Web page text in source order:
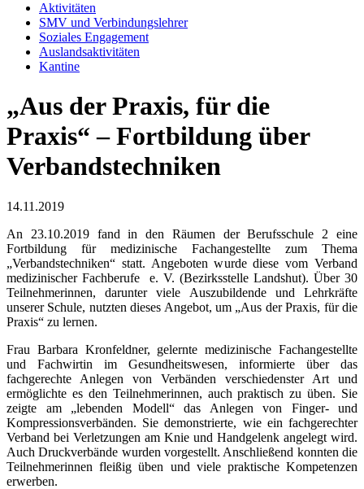
Aktivitäten
SMV und Verbindungslehrer
Soziales Engagement
Auslandsaktivitäten
Kantine
„Aus der Praxis, für die
Praxis“ – Fortbildung über
Verbandstechniken
14.11.2019
An 23.10.2019 fand in den Räumen der Berufsschule 2 eine
Fortbildung für medizinische Fachangestellte zum Thema
„Verbandstechniken“ statt. Angeboten wurde diese vom Verband
medizinischer Fachberufe e. V. (Bezirksstelle Landshut). Über 30
Teilnehmerinnen, darunter viele Auszubildende und Lehrkräfte
unserer Schule, nutzten dieses Angebot, um „Aus der Praxis, für die
Praxis“ zu lernen.
Frau Barbara Kronfeldner, gelernte medizinische Fachangestellte
und Fachwirtin im Gesundheitswesen, informierte über das
fachgerechte Anlegen von Verbänden verschiedenster Art und
ermöglichte es den Teilnehmerinnen, auch praktisch zu üben. Sie
zeigte am „lebenden Modell“ das Anlegen von Finger- und
Kompressionsverbänden. Sie demonstrierte, wie ein fachgerechter
Verband bei Verletzungen am Knie und Handgelenk angelegt wird.
Auch Druckverbände wurden vorgestellt. Anschließend konnten die
Teilnehmerinnen fleißig üben und viele praktische Kompetenzen
erwerben.